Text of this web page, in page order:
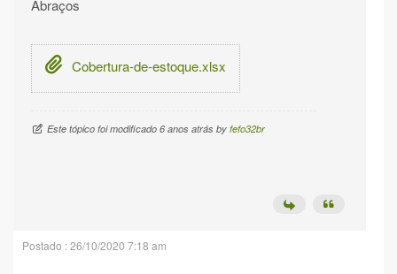
Abraços
Cobertura-de-estoque.xlsx
Este tópico foi modificado 6 anos atrás by fefo32br
Postado : 26/10/2020 7:18 am